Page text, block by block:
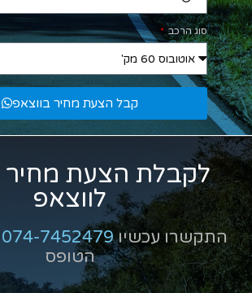
סוג הרכב
קבל הצעת מחיר בווצאפ
לקבלת הצעת מחיר
לווצאפ
התקשרו עכשיו074-7452479
הטופס